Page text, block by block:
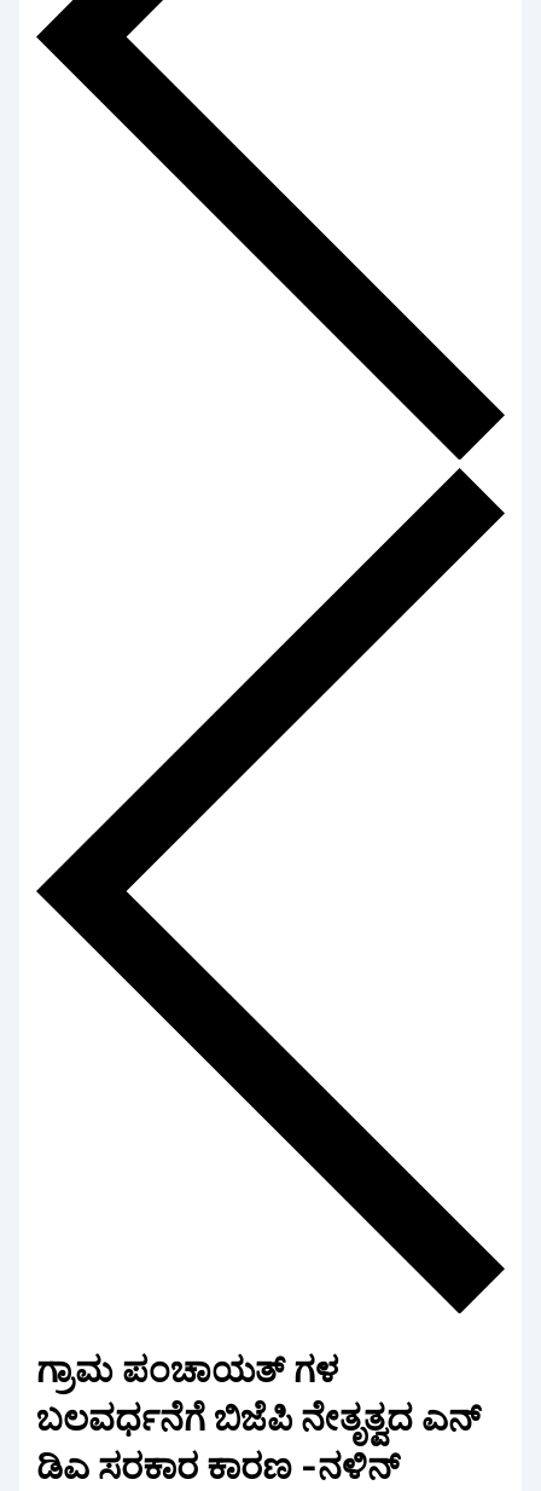
ಗ್ರಾಮ ಪಂಚಾಯತ್ ಗಳ
ಬಲವರ್ಧನೆಗೆ ಬಿಜೆಪಿ ನೇತೃತ್ವದ ಎನ್
ಡಿಎ ಸರಕಾರ ಕಾರಣ -ನಳಿನ್